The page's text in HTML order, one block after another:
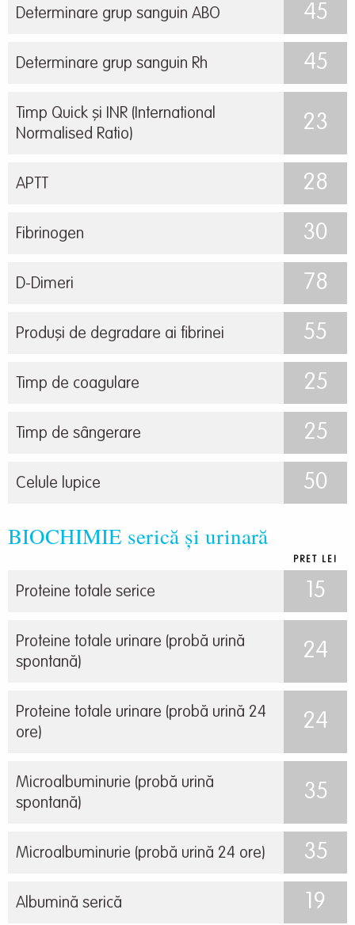
Determinare grup sanguin ABO 45
Determinare grup sanguin Rh 45
Timp Quick și INR (International
Normalised Ratio)
23
APTT 28
Fibrinogen 30
D-Dimeri 78
Produși de degradare ai fibrinei 55
Timp de coagulare 25
Timp de sângerare 25
Celule lupice 50
BIOCHIMIE serică și urinară
PRET LEI
Proteine totale serice 15
Proteine totale urinare (probă urină
spontană)
24
Proteine totale urinare (probă urină 24
ore)
24
Microalbuminurie (probă urină
spontană)
35
Microalbuminurie (probă urină 24 ore) 35
Albumină serică 19